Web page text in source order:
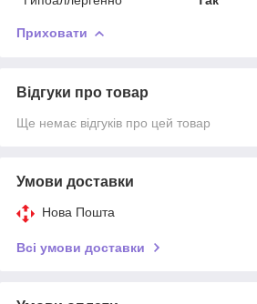
Приховати
Відгуки про товар
Ще немає відгуків про цей товар
Умови доставки
Нова Пошта
Всі умови доставки